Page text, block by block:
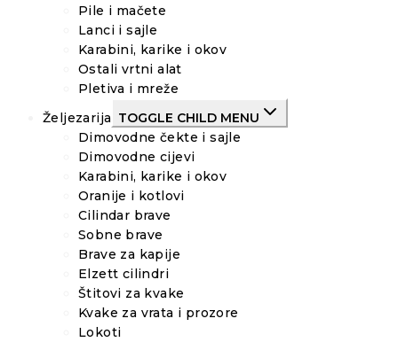
Pile i mačete
Lanci i sajle
Karabini, karike i okov
Ostali vrtni alat
Pletiva i mreže
Željezarija TOGGLE CHILD MENU
Dimovodne čekte i sajle
Dimovodne cijevi
Karabini, karike i okov
Oranije i kotlovi
Cilindar brave
Sobne brave
Brave za kapije
Elzett cilindri
Štitovi za kvake
Kvake za vrata i prozore
Lokoti